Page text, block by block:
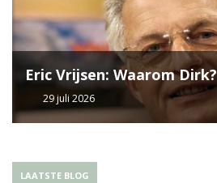
Eric Vrijsen: Waarom Dirk?
29 juli 2026
LAATSTE BLOG